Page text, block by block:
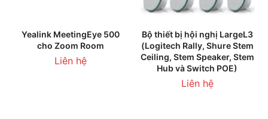
Yealink MeetingEye 500
cho Zoom Room
Liên hệ
Bộ thiết bị hội nghị LargeL3
(Logitech Rally, Shure Stem
Ceiling, Stem Speaker, Stem
Hub và Switch POE)
Liên hệ